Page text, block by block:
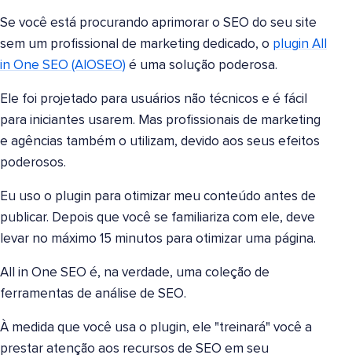
Se você está procurando aprimorar o SEO do seu site
sem um profissional de marketing dedicado, o plugin All
in One SEO (AIOSEO) é uma solução poderosa.
Ele foi projetado para usuários não técnicos e é fácil
para iniciantes usarem. Mas profissionais de marketing
e agências também o utilizam, devido aos seus efeitos
poderosos.
Eu uso o plugin para otimizar meu conteúdo antes de
publicar. Depois que você se familiariza com ele, deve
levar no máximo 15 minutos para otimizar uma página.
All in One SEO é, na verdade, uma coleção de
ferramentas de análise de SEO.
À medida que você usa o plugin, ele "treinará" você a
prestar atenção aos recursos de SEO em seu